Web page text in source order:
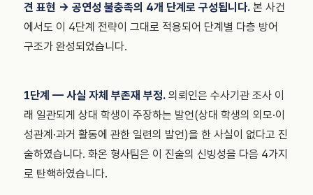
견 표현 → 공연성 불충족의 4개 단계로 구성됩니다. 본 사건
에서도 이 4단계 전략이 그대로 적용되어 단계별 다층 방어
구조가 완성되었습니다.
1단계 — 사실 자체 부존재 부정. 의뢰인은 수사기관 조사 이
래 일관되게 상대 학생이 주장하는 발언(상대 학생의 외모·이
성관계·과거 활동에 관한 일련의 발언)을 한 사실이 없다고 진
술하였습니다. 화온 형사팀은 이 진술의 신빙성을 다음 4가지
로 탄핵하였습니다.